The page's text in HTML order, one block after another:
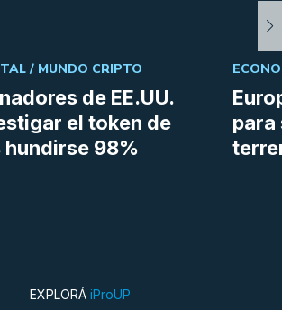
de EE.UU.
el token de
hundirse 98%
/ MUNDO CRIPTO
para
EXPLORÁ iProUP